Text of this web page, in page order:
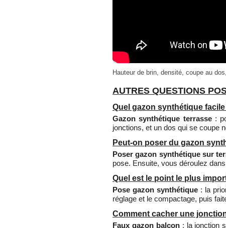
Hauteur de brin, densité, coupe au
AUTRES QUESTIONS
Quel gazon synthétique
Gazon synthétique terrasse:
jonctions, et un dos qui se coupe
Peut-on poser du gazon
Poser gazon synthétique sur
pose. Ensuite, vous déroulez
Quel est le point le plus
Pose gazon synthétique : la
réglage et le compactage, puis
Comment cacher une
Faux gazon balcon: la jonction